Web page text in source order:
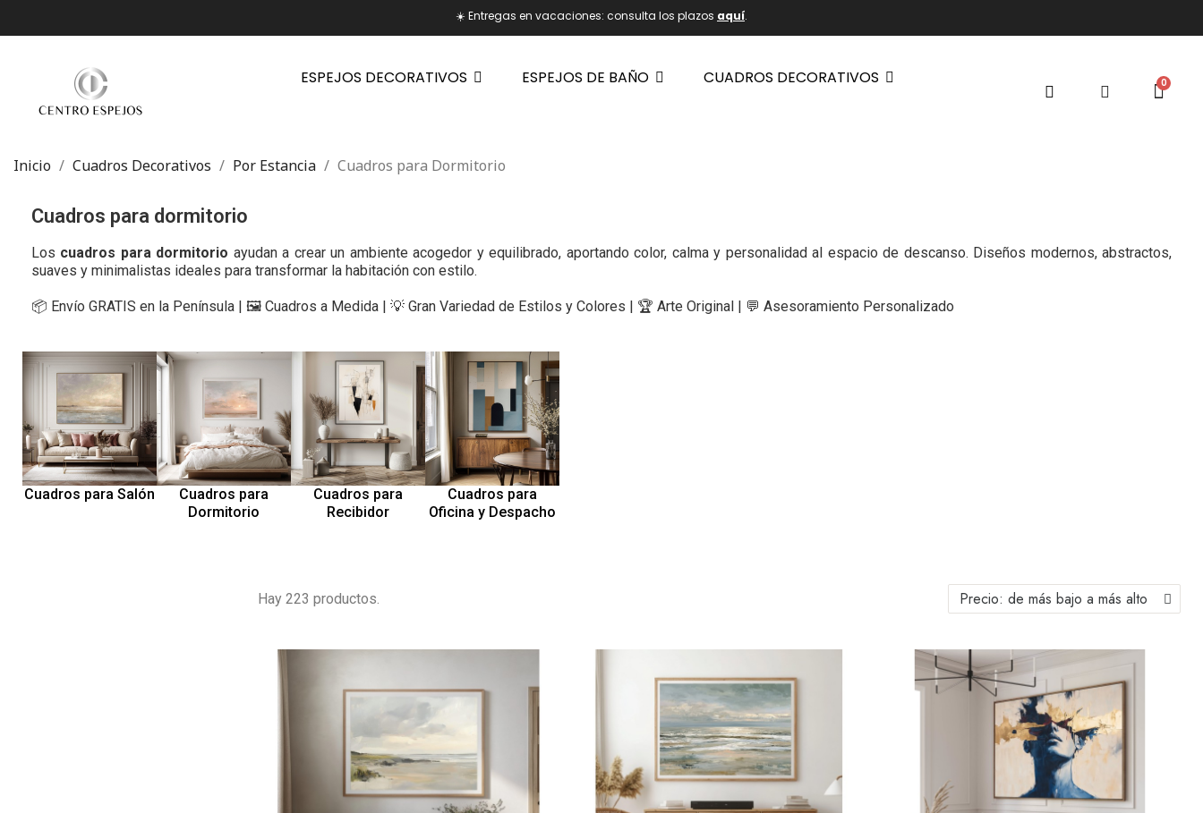
☀️ Entregas en vacaciones: consulta los plazos aquí.
ESPEJOS DECORATIVOS ESPEJOS DE BAÑO CUADROS DECORATIVOS
Inicio Cuadros Decorativos Por Estancia Cuadros para Dormitorio
Cuadros para dormitorio
Los cuadros para dormitorio ayudan a crear un ambiente acogedor y equilibrado, aportando color, calma y personalidad al espacio de descanso. Diseños modernos, abstractos,
suaves y minimalistas ideales para transformar la habitación con estilo.
📦 Envío GRATIS en la Península | 🖼️ Cuadros a Medida | 💡 Gran Variedad de Estilos y Colores | 🏆 Arte Original | 💬 Asesoramiento Personalizado
Cuadros para Salón
Cuadros para
Dormitorio
Cuadros para
Recibidor
Cuadros para
Oficina y Despacho
Hay 223 productos.